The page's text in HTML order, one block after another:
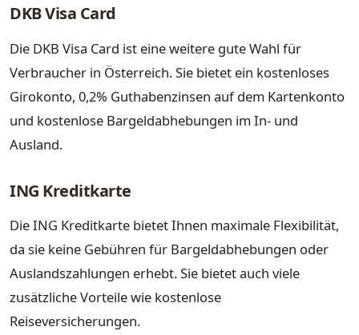
DKB Visa Card
Die DKB Visa Card ist eine weitere gute Wahl für
Verbraucher in Österreich. Sie bietet ein kostenloses
Girokonto, 0,2% Guthabenzinsen auf dem Kartenkonto
und kostenlose Bargeldabhebungen im In- und
Ausland.
ING Kreditkarte
Die ING Kreditkarte bietet Ihnen maximale Flexibilität,
da sie keine Gebühren für Bargeldabhebungen oder
Auslandszahlungen erhebt. Sie bietet auch viele
zusätzliche Vorteile wie kostenlose
Reiseversicherungen.